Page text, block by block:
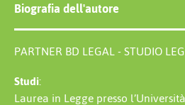
Biografia dell'autore
PARTNER BD LEGAL - STUDIO
Studi:
Laurea in Legge presso